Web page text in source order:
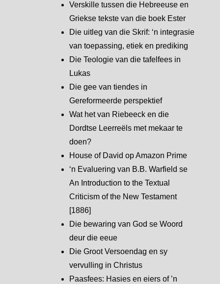
Verskille tussen die Hebreeuse en
Griekse tekste van die boek Ester
Die uitleg van die Skrif: ‘n integrasie
van toepassing, etiek en prediking
Die Teologie van die tafelfees in
Lukas
Die gee van tiendes in
Gereformeerde perspektief
Wat het van Riebeeck en die
Dordtse Leerreëls met mekaar te
doen?
House of David op Amazon Prime
‘n Evaluering van B.B. Warfield se
An Introduction to the Textual
Criticism of the New Testament
[1886]
Die bewaring van God se Woord
deur die eeue
Die Groot Versoendag en sy
vervulling in Christus
Paasfees: Hasies en eiers of ’n